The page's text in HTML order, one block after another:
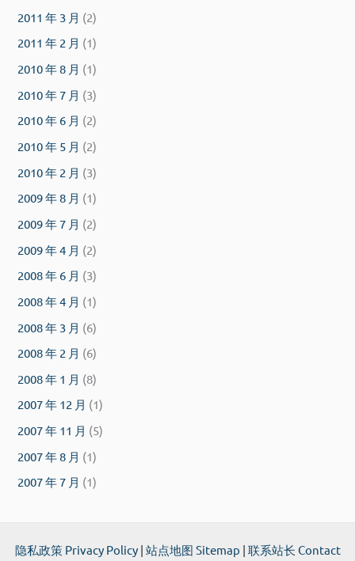
2011 年 3 月 (2)
2011 年 2 月 (1)
2010 年 8 月 (1)
2010 年 7 月 (3)
2010 年 6 月 (2)
2010 年 5 月 (2)
2010 年 2 月 (3)
2009 年 8 月 (1)
2009 年 7 月 (2)
2009 年 4 月 (2)
2008 年 6 月 (3)
2008 年 4 月 (1)
2008 年 3 月 (6)
2008 年 2 月 (6)
2008 年 1 月 (8)
2007 年 12 月 (1)
2007 年 11 月 (5)
2007 年 8 月 (1)
2007 年 7 月 (1)
隐私政策 Privacy Policy| 站点地图 Sitemap | 联系站长 Contact